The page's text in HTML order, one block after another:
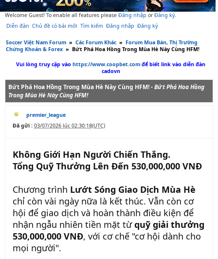
Welcome Guest! To enable all features please Đăng nhập orĐăng ký.
Diễn đàn Chủ đề có bài mới Tìm kiếm Đăng nhập Đăng ký
Soccer Việt Nam Forum » Các Forum Khác » Forum Mua Bán, Thị Trường
Chứng Khoán & Forex » Bứt Phá Hoa Hồng Trong Mùa Hè Này Cùng HFM!
Vui lòng truy cập vàohttps://www.coopbet.comđể biết link vào diễn đàn
cadovn
Bứt Phá Hoa Hồng Trong Mùa Hè Này Cùng HFM! -Bứt Phá Hoa Hồng
Trong Mùa Hè Này Cùng HFM!
premier_league
Đã gửi : 03/07/2026 lúc 02:30:18(UTC)
Không Giới Hạn Người Chiến Thắng.
Tổng Quỹ Thưởng Lên Đến 530,000,000 VNĐ
Chương trình Lướt Sóng Giao Dịch Mùa Hè
chỉ còn vài ngày nữa là kết thúc. Vẫn còn cơ
hội để giao dịch và hoàn thành điều kiện để
nhận ngẫu nhiên tiền mặt từquỹ giải thưởng
530,000,000 VNĐ, với cơ chế "cơ hội dành cho
mọi người".